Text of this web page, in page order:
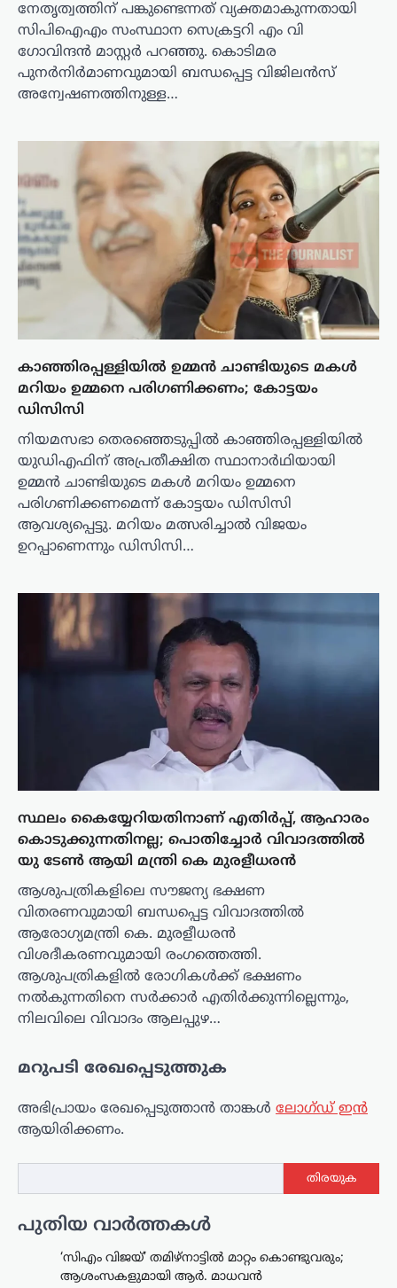
നേതൃത്വത്തിന് പങ്കുണ്ടെന്നത് വ്യക്തമാകുന്നതായി
സിപിഐഎം സംസ്ഥാന സെക്രട്ടറി എം വി
ഗോവിന്ദൻ മാസ്റ്റർ പറഞ്ഞു. കൊടിമര
പുനർനിർമാണവുമായി ബന്ധപ്പെട്ട വിജിലൻസ്
അന്വേഷണത്തിനുള്ള…
കാഞ്ഞിരപ്പള്ളിയിൽ ഉമ്മൻ ചാണ്ടിയുടെ മകൾ
മറിയം ഉമ്മനെ പരിഗണിക്കണം; കോട്ടയം
ഡിസിസി
നിയമസഭാ തെരഞ്ഞെടുപ്പില്‍ കാഞ്ഞിരപ്പള്ളിയില്‍
യുഡിഎഫിന് അപ്രതീക്ഷിത സ്ഥാനാര്‍ഥിയായി
ഉമ്മന്‍ ചാണ്ടിയുടെ മകള്‍ മറിയം ഉമ്മനെ
പരിഗണിക്കണമെന്ന് കോട്ടയം ഡിസിസി
ആവശ്യപ്പെട്ടു. മറിയം മത്സരിച്ചാല്‍ വിജയം
ഉറപ്പാണെന്നും ഡിസിസി…
സ്ഥലം കൈയ്യേറിയതിനാണ് എതിര്‍പ്പ്, ആഹാരം
കൊടുക്കുന്നതിനല്ല; പൊതിച്ചോര്‍ വിവാദത്തില്‍
യു ടേൺ ആയി മന്ത്രി കെ മുരളീധരന്‍
ആശുപത്രികളിലെ സൗജന്യ ഭക്ഷണ
വിതരണവുമായി ബന്ധപ്പെട്ട വിവാദത്തിൽ
ആരോഗ്യമന്ത്രി കെ. മുരളീധരൻ
വിശദീകരണവുമായി രംഗത്തെത്തി.
ആശുപത്രികളിൽ രോഗികൾക്ക് ഭക്ഷണം
നൽകുന്നതിനെ സർക്കാർ എതിർക്കുന്നില്ലെന്നും,
നിലവിലെ വിവാദം ആലപ്പുഴ…
മറുപടി രേഖപ്പെടുത്തുക
അഭിപ്രായം രേഖപ്പെടുത്താ‍ൻ താങ്കൾ ലോഗ്ഡ് ഇൻ
ആയിരിക്കണം.
തിരയുക
പുതിയ വാർത്തകൾ
‘സിഎം വിജയ്’ തമിഴ്നാട്ടിൽ മാറ്റം കൊണ്ടുവരും;
ആശംസകളുമായി ആർ. മാധവൻ
ട്രെൻഡിംഗ്,ദേശീയം,ലേറ്റസ്റ്റ് ന്യൂസ്
മെഹബൂബ മുഫ്തി
ത്രിവർണ്ണ പതാക
തലകീഴായി പിടിച്ചു;
‘തീവ്രവാദി’ എന്ന് വിളിച്ച്
ഗിരിരാജ് സിംഗ്